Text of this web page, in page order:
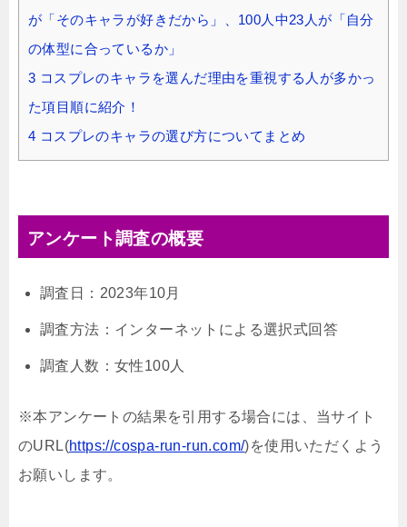
が「そのキャラが好きだから」、100人中23人が「自分
の体型に合っているか」
3 コスプレのキャラを選んだ理由を重視する人が多かっ
た項目順に紹介！
4 コスプレのキャラの選び方についてまとめ
アンケート調査の概要
調査日：2023年10月
調査方法：インターネットによる選択式回答
調査人数：女性100人
※本アンケートの結果を引用する場合には、当サイト
のURL(https://cospa-run-run.com/)を使用いただくよう
お願いします。